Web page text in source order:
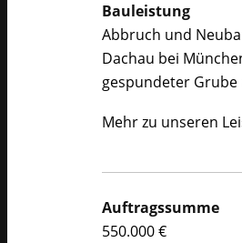
Bauleistung
Abbruch und
Dachau bei
gespundeter
Mehr zu unseren
Auftragssumme
550.000 €